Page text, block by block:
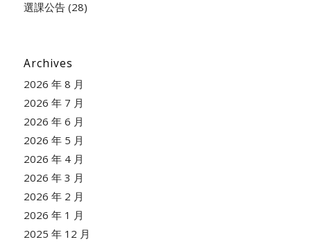
選課公告(28)
Archives
2026 年 8 月
2026 年 7 月
2026 年 6 月
2026 年 5 月
2026 年 4 月
2026 年 3 月
2026 年 2 月
2026 年 1 月
2025 年 12 月